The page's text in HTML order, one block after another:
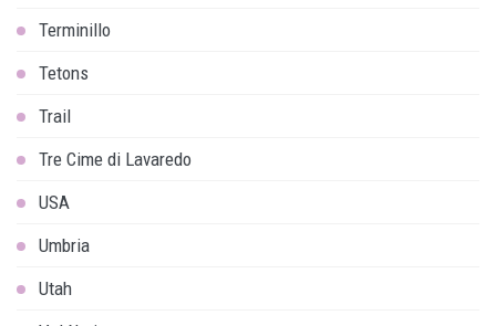
Terminillo
Tetons
Trail
Tre Cime di Lavaredo
USA
Umbria
Utah